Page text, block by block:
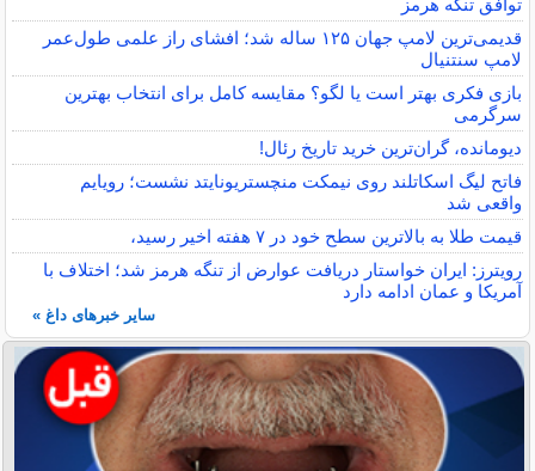
توافق تنگه هرمز
قدیمی‌ترین لامپ جهان ۱۲۵ ساله شد؛ افشای راز علمی طول‌عمر
لامپ سنتنیال
بازی فکری بهتر است یا لگو؟ مقایسه کامل برای انتخاب بهترین
سرگرمی
دیومانده، گران‌ترین خرید تاریخ رئال!
فاتح لیگ اسکاتلند روی نیمکت منچستریونایتد نشست؛ رویایم
واقعی شد
قیمت طلا به بالاترین سطح خود در ۷ هفته اخیر رسید،
رویترز: ایران خواستار دریافت عوارض از تنگه هرمز شد؛ اختلاف با
آمریکا و عمان ادامه دارد
سایر خبرهای داغ »